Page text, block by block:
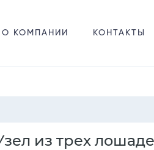
О КОМПАНИИ КОНТАКТЫ
из трех